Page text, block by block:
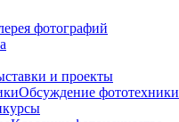
фотографий
и проекты
Обсуждение фототехники